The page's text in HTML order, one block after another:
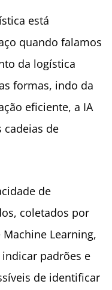
está
quando falamos
da logística
formas, indo da
eficiente, a IA
cadeias de
de
coletados por
Learning,
padrões e
de identificar